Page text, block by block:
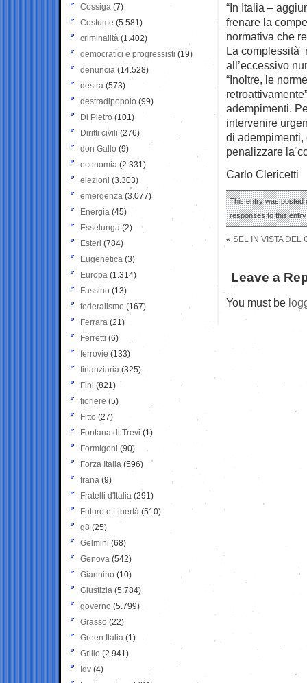
“In Italia –
frenare la
normativa che
La complessità
all’eccessivo
“Inoltre, le
adempimenti.
intervenire
di
penalizzare la
Carlo Clericetti
This entry was posted
responses to this
« SEL IN VISTA DEL
Leave a
You must be
Cossiga (7)
Costume (5.581)
criminalità (1.402)
democratici e progressisti (19)
denuncia (14.528)
destra (573)
destradipopolo (99)
Di Pietro (101)
Diritti civili (276)
don Gallo (9)
economia (2.331)
elezioni (3.303)
emergenza (3.077)
Energia (45)
Esselunga (2)
Esteri (784)
Eugenetica (3)
Europa (1.314)
Fassino (13)
federalismo (167)
Ferrara (21)
Ferretti (6)
ferrovie (133)
finanziaria (325)
Fini (821)
fioriere (5)
Fitto (27)
Fontana di Trevi (1)
Formigoni (90)
Forza Italia (596)
frana (9)
Fratelli d'Italia (291)
Futuro e Libertà (510)
g8 (25)
Gelmini (68)
Genova (542)
Giannino (10)
Giustizia (5.784)
governo (5.799)
Grasso (22)
Green Italia (1)
Grillo (2.941)
Idv (4)